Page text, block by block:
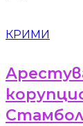
КРИМИ